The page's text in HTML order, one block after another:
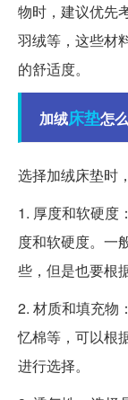
物时，建议优先
羽绒等，这些材
的舒适度。
加绒床垫怎
选择加绒床垫时
1. 厚度和软硬度
度和软硬度。一
些，但是也要根
2. 材质和填充物
忆棉等，可以根
进行选择。